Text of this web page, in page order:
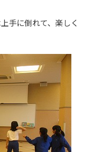
手に倒れて、楽しく